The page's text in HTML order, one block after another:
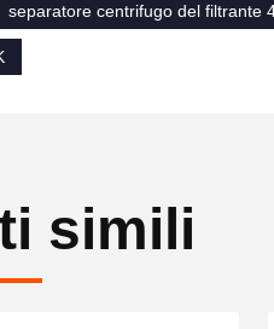
separatore centrifugo del filtrante
simili